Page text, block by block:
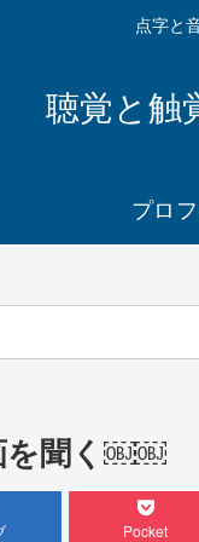
点字と
聴覚と触
プロ
を聞く￼￼
Pocket